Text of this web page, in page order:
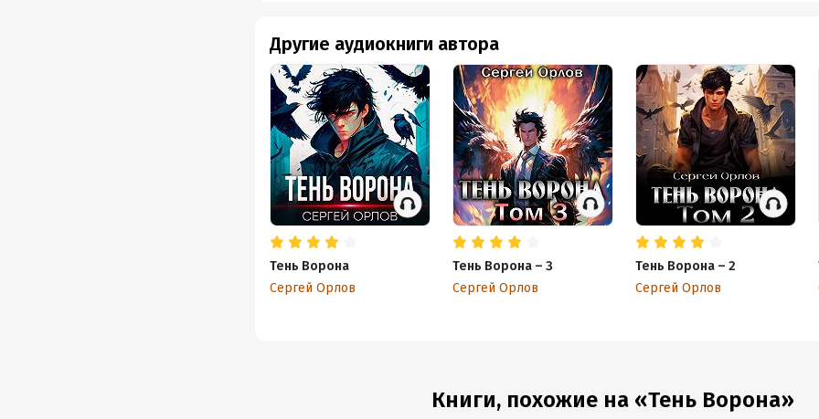
Другие аудиокниги автора
Тень Ворона
Сергей Орлов
Тень Ворона – 3
Сергей Орлов
Тень Ворона – 2
Сергей Орлов
Книги, похожие на «Тень Ворона»